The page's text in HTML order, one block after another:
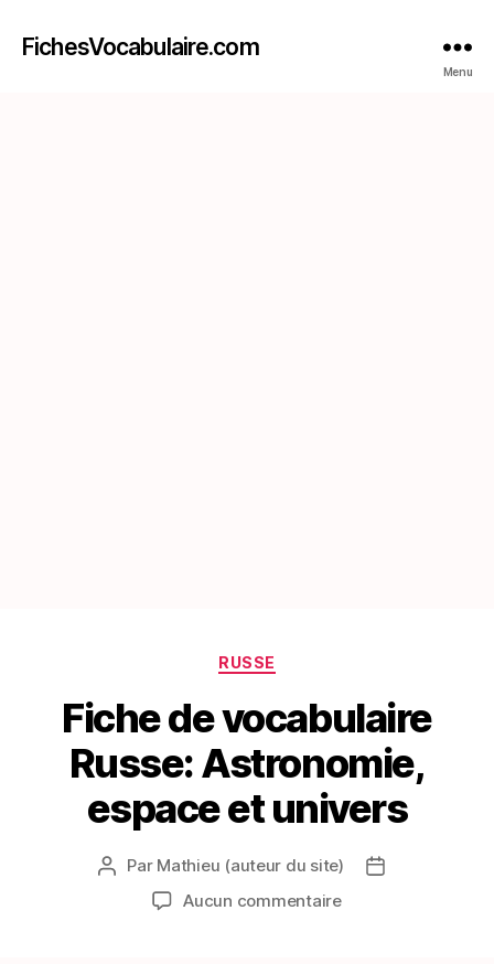
FichesVocabulaire.com
Menu
Catégories
RUSSE
Fiche de vocabulaire
Russe: Astronomie,
espace et univers
Auteur
l’article
Par Mathieu (auteur du site)
Date
Aucun commentairesur